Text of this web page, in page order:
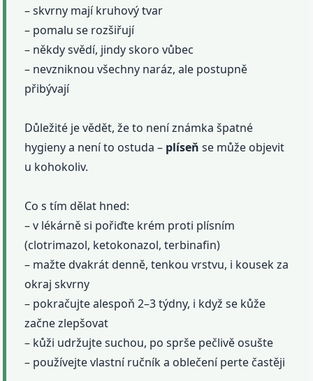
– skvrny mají kruhový tvar
– pomalu se rozšiřují
– někdy svědí, jindy skoro vůbec
– nevzniknou všechny naráz, ale postupně
přibývají
Důležité je vědět, že to není známka špatné
hygieny a není to ostuda – plíseň se může objevit
u kohokoliv.
Co s tím dělat hned:
– v lékárně si pořiďte krém proti plísním
(clotrimazol, ketokonazol, terbinafin)
– mažte dvakrát denně, tenkou vrstvu, i kousek za
okraj skvrny
– pokračujte alespoň 2–3 týdny, i když se kůže
začne zlepšovat
– kůži udržujte suchou, po sprše pečlivě osušte
– používejte vlastní ručník a oblečení perte častěji